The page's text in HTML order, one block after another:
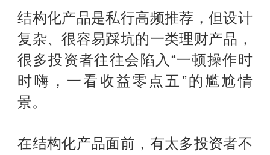
结构化产品是私行高频推荐，但设计
复杂、很容易踩坑的一类理财产品，
很多投资者往往会陷入“一顿操作时
时嗨，一看收益零点五”的尴尬情
景。
在结构化产品面前，有太多投资者不